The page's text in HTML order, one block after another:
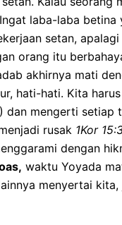
laba-laba betina
setan,
orang itu
akhirnya mati
hati-hati. Kita
dan mengerti
rusak 1Kor
dengan
waktu Yoyada
menyertai